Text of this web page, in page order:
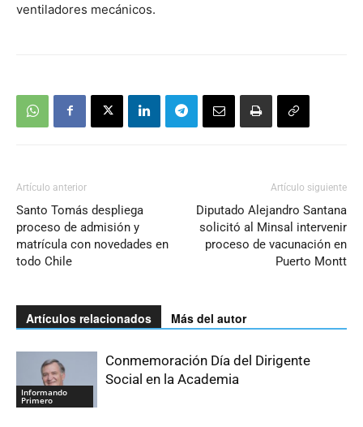
ventiladores mecánicos.
Artículo anterior
Santo Tomás despliega
proceso de admisión y
matrícula con novedades en
todo Chile
Artículo siguiente
Diputado Alejandro Santana
solicitó al Minsal intervenir
proceso de vacunación en
Puerto Montt
Artículos relacionados Más del autor
Informando
Primero
Conmemoración Día del Dirigente
Social en la Academia